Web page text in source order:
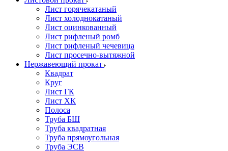
Лист горячекатаный
Лист холоднокатаный
Лист оцинкованный
Лист рифленый ромб
Лист рифленый чечевица
Лист просечно-вытяжной
Нержавеющий прокат
Квадрат
Круг
Лист ГК
Лист ХК
Полоса
Труба БШ
Труба квадратная
Труба прямоугольная
Труба ЭСВ